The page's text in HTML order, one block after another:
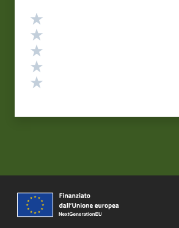
Valutazione